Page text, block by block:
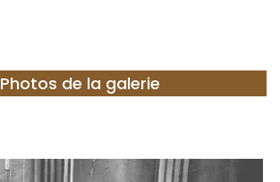
Photos de la galerie